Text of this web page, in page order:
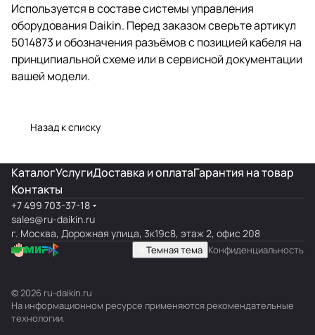
Используется в составе системы управления
оборудования Daikin. Перед заказом сверьте артикул
5014873 и обозначения разъёмов с позицией кабеля на
принципиальной схеме или в сервисной документации
вашей модели.
Назад к списку
КаталогУслугиДоставка и оплатаГарантия на товар
Контакты
+7 499 703-37-18
sales@ru-daikin.ru
г. Москва, Дорожная улица, 3к19с8, этаж 2, офис 208
Темная тема Конфиденциальность
© 2026 ru-daikin.ru
На информационном ресурсе применяются рекомендательные
технологии.